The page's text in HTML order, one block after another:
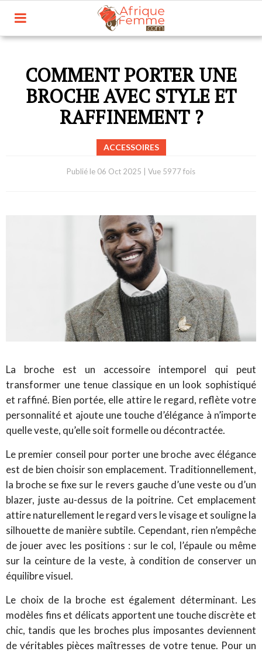
COMMENT PORTER UNE
BROCHE AVEC STYLE ET
RAFFINEMENT ?
ACCESSOIRES
Publié le 06 Oct 2025 Vue 5977 fois
La broche est un accessoire intemporel qui peut
transformer une tenue classique en un look sophistiqué
et raffiné. Bien portée, elle attire le regard, reflète votre
personnalité et ajoute une touche d’élégance à n’importe
quelle veste, qu’elle soit formelle ou décontractée.
Le premier conseil pour porter une broche avec élégance
est de bien choisir son emplacement. Traditionnellement,
la broche se fixe sur le revers gauche d’une veste ou d’un
blazer, juste au-dessus de la poitrine. Cet emplacement
attire naturellement le regard vers le visage et souligne la
silhouette de manière subtile. Cependant, rien n’empêche
de jouer avec les positions : sur le col, l’épaule ou même
sur la ceinture de la veste, à condition de conserver un
équilibre visuel.
Le choix de la broche est également déterminant. Les
modèles fins et délicats apportent une touche discrète et
chic, tandis que les broches plus imposantes deviennent
de véritables pièces maîtresses de votre tenue. Pour un